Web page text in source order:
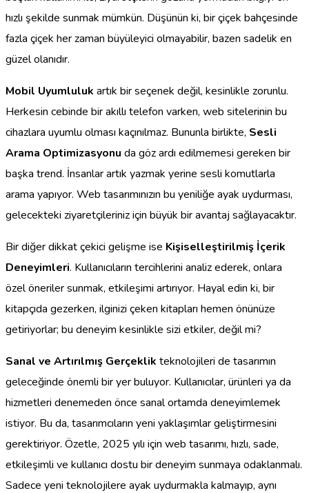
hızlı şekilde sunmak mümkün. Düşünün ki, bir çiçek bahçesinde
fazla çiçek her zaman büyüleyici olmayabilir, bazen sadelik en
güzel olanıdır.
Mobil Uyumluluk artık bir seçenek değil, kesinlikle zorunlu.
Herkesin cebinde bir akıllı telefon varken, web sitelerinin bu
cihazlara uyumlu olması kaçınılmaz. Bununla birlikte, Sesli
Arama Optimizasyonu da göz ardı edilmemesi gereken bir
başka trend. İnsanlar artık yazmak yerine sesli komutlarla
arama yapıyor. Web tasarımınızın bu yeniliğe ayak uydurması,
gelecekteki ziyaretçileriniz için büyük bir avantaj sağlayacaktır.
Bir diğer dikkat çekici gelişme ise Kişiselleştirilmiş İçerik
Deneyimleri. Kullanıcıların tercihlerini analiz ederek, onlara
özel öneriler sunmak, etkileşimi artırıyor. Hayal edin ki, bir
kitapçıda gezerken, ilginizi çeken kitapları hemen önünüze
getiriyorlar; bu deneyim kesinlikle sizi etkiler, değil mi?
Sanal ve Artırılmış Gerçeklik teknolojileri de tasarımın
geleceğinde önemli bir yer buluyor. Kullanıcılar, ürünleri ya da
hizmetleri denemeden önce sanal ortamda deneyimlemek
istiyor. Bu da, tasarımcıların yeni yaklaşımlar geliştirmesini
gerektiriyor. Özetle, 2025 yılı için web tasarımı, hızlı, sade,
etkileşimli ve kullanıcı dostu bir deneyim sunmaya odaklanmalı.
Sadece yeni teknolojilere ayak uydurmakla kalmayıp, aynı